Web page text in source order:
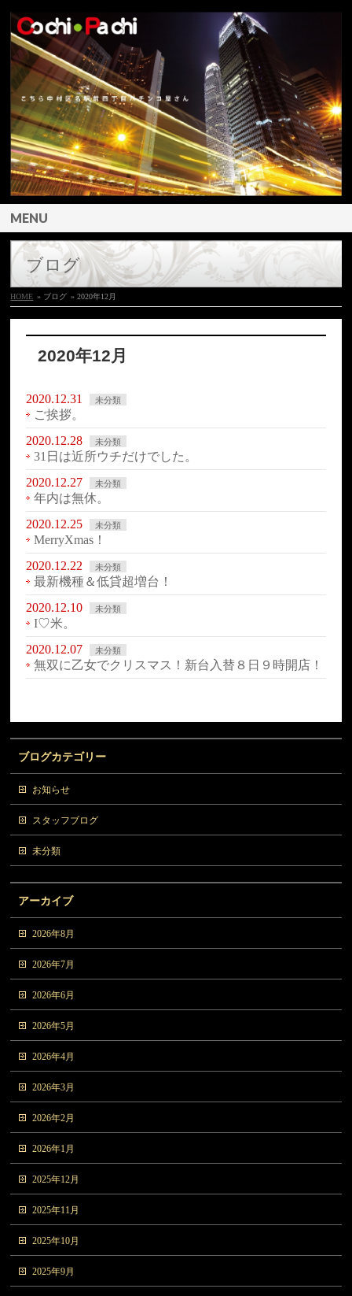
MENU
ブログ
HOME » ブログ » 2020年12月
2020年12月
2020.12.31 未分類
ご挨拶。
2020.12.28
未分類
31日は近所ウチだけでした。
2020.12.27
未分類
年内は無休。
2020.12.25
未分類
MerryXmas！
2020.12.22
未分類
最新機種＆低貸超増台！
2020.12.10
未分類
I♡米。
2020.12.07
未分類
無双に乙女でクリスマス！新台入替８日９時開店！
ブログカテゴリー
お知らせ
スタッフブログ
未分類
アーカイブ
2026年8月
2026年7月
2026年6月
2026年5月
2026年4月
2026年3月
2026年2月
2026年1月
2025年12月
2025年11月
2025年10月
2025年9月